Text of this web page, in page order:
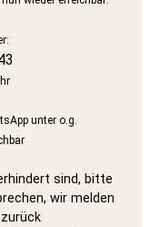
unter o.g.
sind, bitte
wir melden